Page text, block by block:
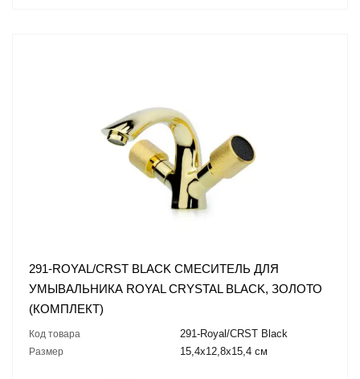
291-ROYAL/CRST BLACK СМЕСИТЕЛЬ ДЛЯ
УМЫВАЛЬНИКА ROYAL CRYSTAL BLACK, ЗОЛОТО
(КОМПЛЕКТ)
Код товара 291-Royal/CRST Black
Размер 15,4x12,8x15,4 см